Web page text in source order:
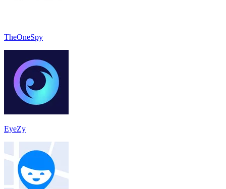
TheOneSpy
EyeZy